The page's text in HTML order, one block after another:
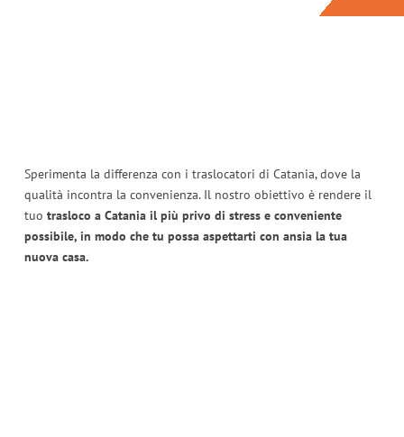
Sperimenta la differenza con i traslocatori di Catania, dove la
qualità incontra la convenienza. Il nostro obiettivo è rendere il
tuo trasloco a Catania il più privo di stress e conveniente
possibile, in modo che tu possa aspettarti con ansia la tua
nuova casa.